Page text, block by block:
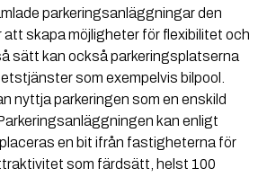
parkeringsanläggningar den
skapa möjligheter för flexibilitet och
sätt kan också parkeringsplatserna
som exempelvis bilpool.
nyttja parkeringen som en enskild
kan enligt
en bit ifrån fastigheterna för
som färdsätt, helst 100